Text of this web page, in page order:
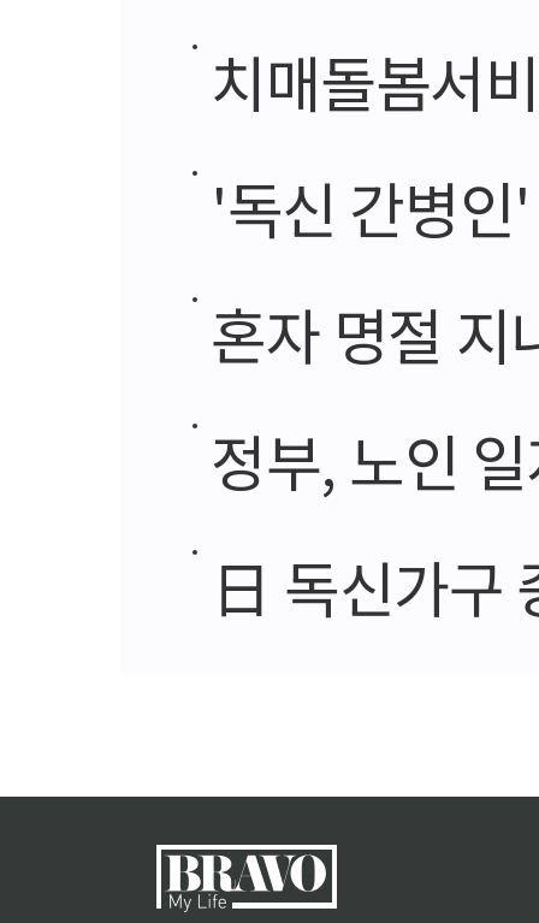
치매돌봄서비
'독신 간병
혼자 명절 지
정부, 노인
日 독신가구